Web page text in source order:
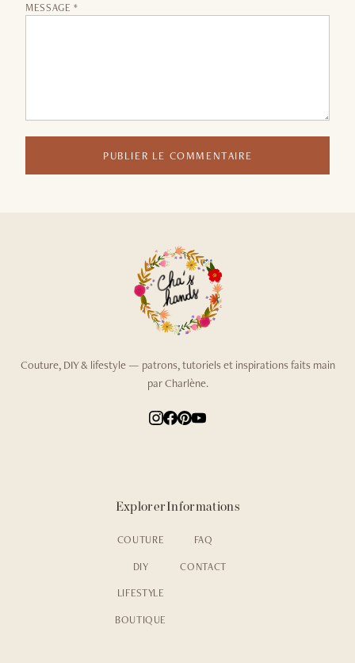
MESSAGE *
PUBLIER LE COMMENTAIRE
Couture, DIY & lifestyle — patrons, tutoriels et inspirations faits main
par Charlène.
Explorer
COUTURE
DIY
LIFESTYLE
BOUTIQUE
Informations
FAQ
CONTACT